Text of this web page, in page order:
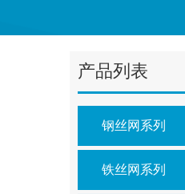
产品列表
钢丝网系列
铁丝网系列